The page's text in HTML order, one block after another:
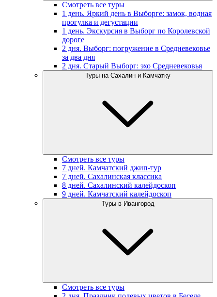
Смотреть все туры
1 день. Яркий день в Выборге: замок, водная
прогулка и дегустации
1 день. Экскурсия в Выборг по Королевской
дороге
2 дня. Выборг: погружение в Средневековье
за два дня
2 дня. Старый Выборг: эхо Средневековья
Туры на Сахалин и Камчатку
Смотреть все туры
7 дней. Камчатский джип-тур
7 дней. Сахалинская классика
8 дней. Сахалинский калейдоскоп
9 дней. Камчатский калейдоскоп
Туры в Ивангород
Смотреть все туры